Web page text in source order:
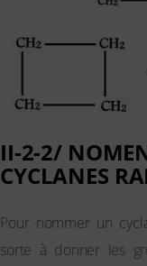
II-2-2/
CYCLANES
Pour nommer un
sorte à donner les